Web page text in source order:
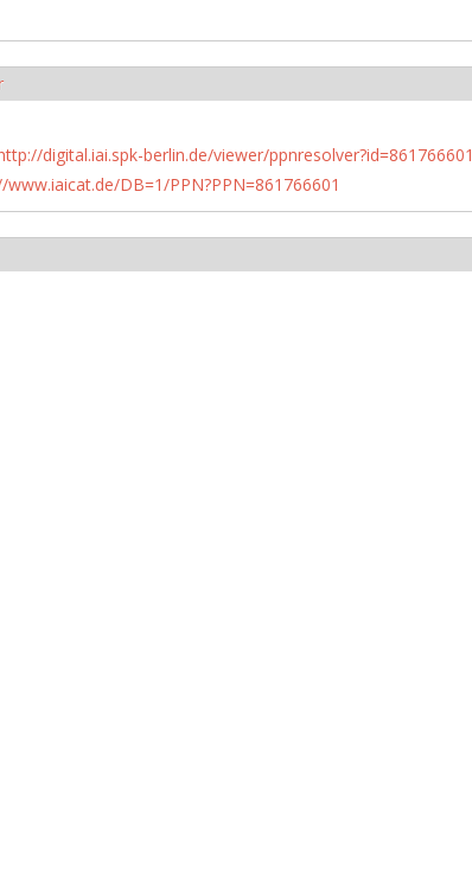
digital.iai.spk-berlin.de/viewer/ppnresolver?id=861766601
www.iaicat.de/DB=1/PPN?PPN=861766601